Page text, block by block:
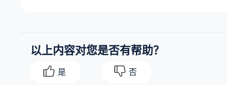
以上内容对您是否有帮助？
是 否